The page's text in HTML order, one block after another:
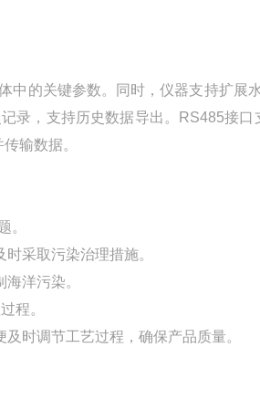
中的关键参数。同时，仪器支持扩展
录，支持历史数据导出。RS485接口
输数据。
。
采取污染治理措施。
洋污染。
程。
时调节工艺过程，确保产品质量。